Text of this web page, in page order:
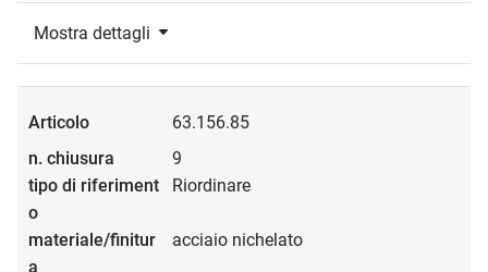
Mostra dettagli
63.156.85
9
Riordinare
acciaio nichelato